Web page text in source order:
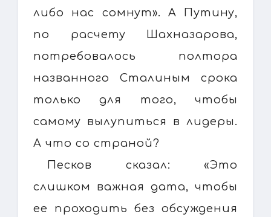
либо нас сомнут». А Путину,
по расчету Шахназарова,
потребовалось полтора
названного Сталиным срока
только для того, чтобы
самому вылупиться в лидеры.
А что со страной?
Песков сказал: «Это
слишком важная дата, чтобы
ее проходить без обсуждения